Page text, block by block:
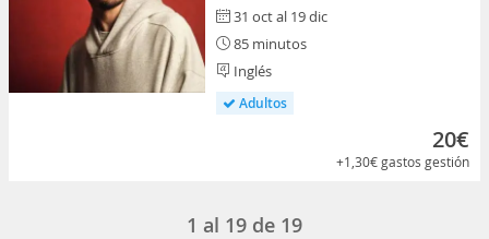
31 oct al 19 dic
85 minutos
Inglés
Adultos
20€
+1,30€gastos gestión
1 al 19 de 19